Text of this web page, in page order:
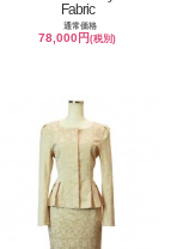
Fabric
通常価格
78,000円(税別)